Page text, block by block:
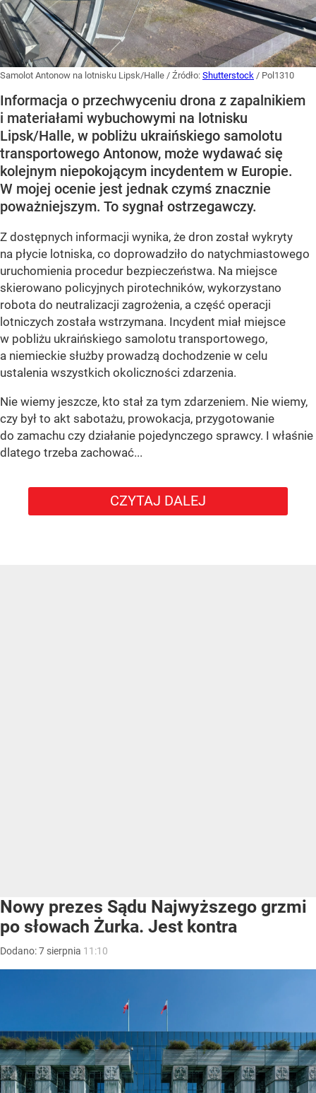
Samolot Antonow na lotnisku Lipsk/Halle / Źródło: Shutterstock / Pol1310
Informacja o przechwyceniu drona z zapalnikiem
i materiałami wybuchowymi na lotnisku
Lipsk/Halle, w pobliżu ukraińskiego samolotu
transportowego Antonow, może wydawać się
kolejnym niepokojącym incydentem w Europie.
W mojej ocenie jest jednak czymś znacznie
poważniejszym. To sygnał ostrzegawczy.
Z dostępnych informacji wynika, że dron został wykryty
na płycie lotniska, co doprowadziło do natychmiastowego
uruchomienia procedur bezpieczeństwa. Na miejsce
skierowano policyjnych pirotechników, wykorzystano
robota do neutralizacji zagrożenia, a część operacji
lotniczych została wstrzymana. Incydent miał miejsce
w pobliżu ukraińskiego samolotu transportowego,
a niemieckie służby prowadzą dochodzenie w celu
ustalenia wszystkich okoliczności zdarzenia.
Nie wiemy jeszcze, kto stał za tym zdarzeniem. Nie wiemy,
czy był to akt sabotażu, prowokacja, przygotowanie
do zamachu czy działanie pojedynczego sprawcy. I właśnie
dlatego trzeba zachować...
CZYTAJ DALEJ
Nowy prezes Sądu Najwyższego grzmi
po słowach Żurka. Jest kontra
Dodano:7 sierpnia 11:10